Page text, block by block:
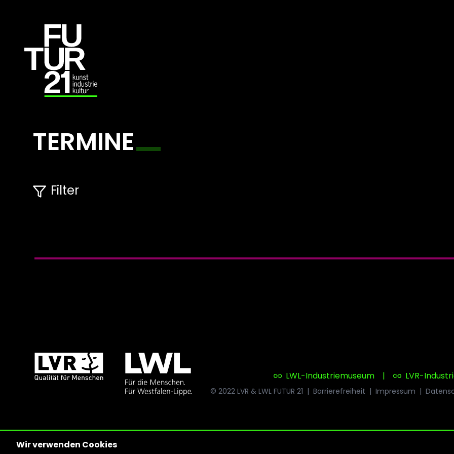
TERMINE
Filter
LWL-Industriemuseum | LVR-
© 2022 LVR & LWL FUTUR 21 | Barrierefreiheit | Impressum |
Wir verwenden Cookies